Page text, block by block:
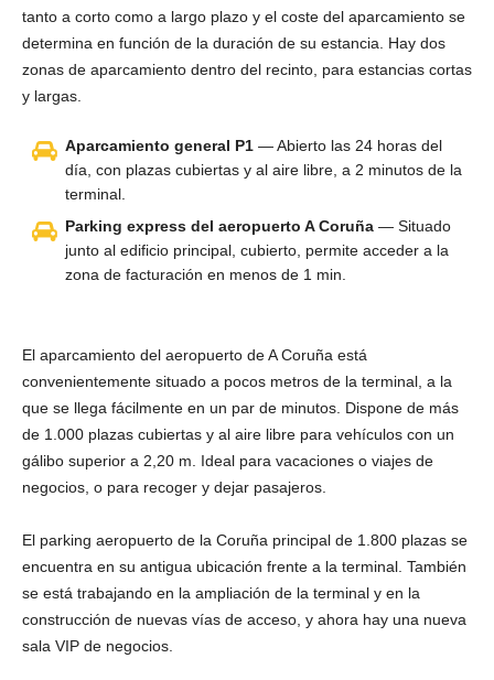
tanto a corto como a largo plazo y el coste del aparcamiento se
determina en función de la duración de su estancia. Hay dos
zonas de aparcamiento dentro del recinto, para estancias cortas
y largas.
Aparcamiento general P1 — Abierto las 24 horas del
día, con plazas cubiertas y al aire libre, a 2 minutos de la
terminal.
Parking express del aeropuerto A Coruña — Situado
junto al edificio principal, cubierto, permite acceder a la
zona de facturación en menos de 1 min.
El aparcamiento del aeropuerto de A Coruña está
convenientemente situado a pocos metros de la terminal, a la
que se llega fácilmente en un par de minutos. Dispone de más
de 1.000 plazas cubiertas y al aire libre para vehículos con un
gálibo superior a 2,20 m. Ideal para vacaciones o viajes de
negocios, o para recoger y dejar pasajeros.
El parking aeropuerto de la Coruña principal de 1.800 plazas se
encuentra en su antigua ubicación frente a la terminal. También
se está trabajando en la ampliación de la terminal y en la
construcción de nuevas vías de acceso, y ahora hay una nueva
sala VIP de negocios.